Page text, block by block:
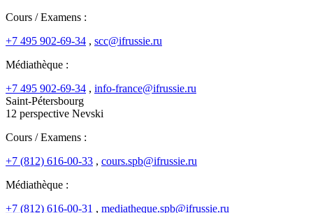
Cours / Examens :
+7 495 902-69-34 , scc@ifrussie.ru
Médiathèque :
+7 495 902-69-34 , info-france@ifrussie.ru
Saint-Pétersbourg
12 perspective Nevski
Cours / Examens :
+7 (812) 616-00-33 , cours.spb@ifrussie.ru
Médiathèque :
+7 (812) 616-00-31 , mediatheque.spb@ifrussie.ru